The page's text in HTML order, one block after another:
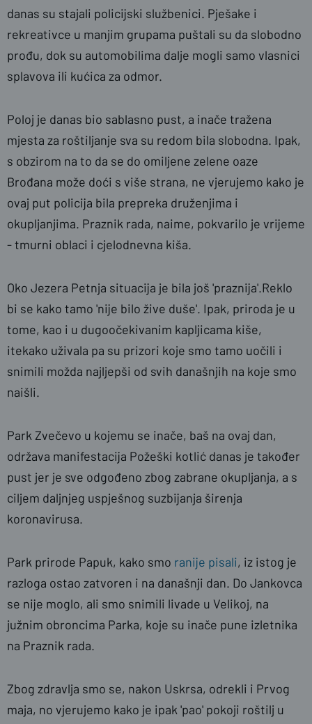
danas su stajali policijski službenici. Pješake i
rekreativce u manjim grupama puštali su da slobodno
prođu, dok su automobilima dalje mogli samo vlasnici
splavova ili kućica za odmor.
Poloj je danas bio sablasno pust, a inače tražena
mjesta za roštiljanje sva su redom bila slobodna. Ipak,
s obzirom na to da se do omiljene zelene oaze
Brođana može doći s više strana, ne vjerujemo kako je
ovaj put policija bila prepreka druženjima i
okupljanjima. Praznik rada, naime, pokvarilo je vrijeme
- tmurni oblaci i cjelodnevna kiša.
Oko Jezera Petnja situacija je bila još 'praznija'.Reklo
bi se kako tamo 'nije bilo žive duše'. Ipak, priroda je u
tome, kao i u dugoočekivanim kapljicama kiše,
itekako uživala pa su prizori koje smo tamo uočili i
snimili možda najljepši od svih današnjih na koje smo
naišli.
Park Zvečevo u kojemu se inače, baš na ovaj dan,
održava manifestacija Požeški kotlić danas je također
pust jer je sve odgođeno zbog zabrane okupljanja, a s
ciljem daljnjeg uspješnog suzbijanja širenja
koronavirusa.
Park prirode Papuk, kako smo ranije pisali, iz istog je
razloga ostao zatvoren i na današnji dan. Do Jankovca
se nije moglo, ali smo snimili livade u Velikoj, na
južnim obroncima Parka, koje su inače pune izletnika
na Praznik rada.
Zbog zdravlja smo se, nakon Uskrsa, odrekli i Prvog
maja, no vjerujemo kako je ipak 'pao' pokoji roštilj u